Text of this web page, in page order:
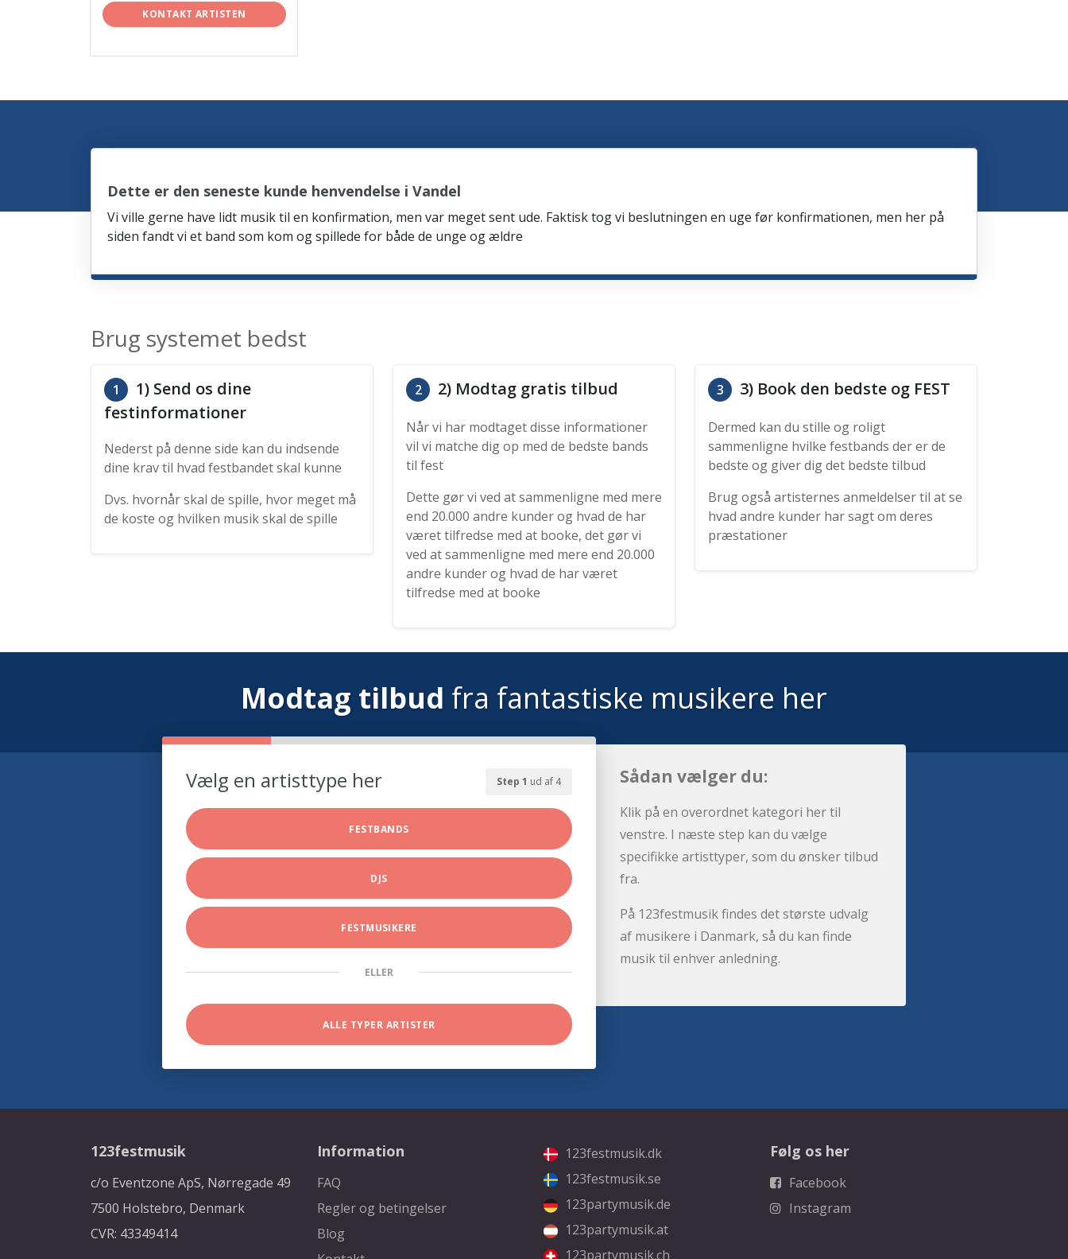
KONTAKT ARTISTEN
Dette er den seneste kunde henvendelse i Vandel
Vi ville gerne have lidt musik til en konfirmation, men var meget sent ude. Faktisk tog vi beslutningen en uge før konfirmationen, men her på
siden fandt vi et band som kom og spillede for både de unge og ældre
Brug systemet bedst
1
1) Send os dine
festinformationer
Nederst på denne side kan du indsende
dine krav til hvad festbandet skal kunne
Dvs. hvornår skal de spille, hvor meget må
de koste og hvilken musik skal de spille
2 2) Modtag gratis tilbud
Når vi har modtaget disse informationer
vil vi matche dig op med de bedste bands
til fest
Dette gør vi ved at sammenligne med mere
end 20.000 andre kunder og hvad de har
været tilfredse med at booke, det gør vi
ved at sammenligne med mere end 20.000
andre kunder og hvad de har været
tilfredse med at booke
3 3) Book den bedste og FEST
Dermed kan du stille og roligt
sammenligne hvilke festbands der er de
bedste og giver dig det bedste tilbud
Brug også artisternes anmeldelser til at se
hvad andre kunder har sagt om deres
præstationer
Modtag tilbud fra fantastiske musikere her
Step 1 ud af 4
Vælg en artisttype her
FESTBANDS
DJS
FESTMUSIKERE
ELLER
ALLE TYPER ARTISTER
Sådan vælger du:
Klik på en overordnet kategori her til
venstre. I næste step kan du vælge
specifikke artisttyper, som du ønsker tilbud
fra.
På 123festmusik findes det største udvalg
af musikere i Danmark, så du kan finde
musik til enhver anledning.
123festmusik
c/o Eventzone ApS, Nørregade 49
7500 Holstebro, Denmark
CVR: 43349414
Information
FAQ
Regler og betingelser
Blog
123festmusik.dk
123festmusik.se
123partymusik.de
123partymusik.at
123partymusik.ch
Følg os her
Facebook
Instagram